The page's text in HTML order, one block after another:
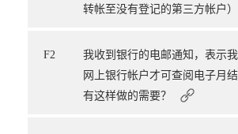
转帐至没有登记的第三方帐户）
F2
我收到银行的电邮通知，表示
网上银行帐户才可查阅电子月
有这样做的需要？